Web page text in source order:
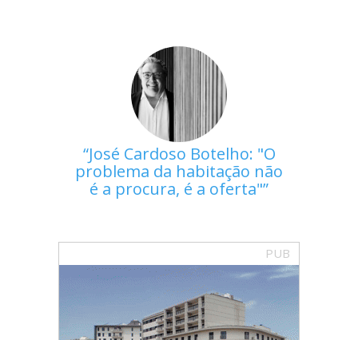
José Cardoso Botelho: "O
problema da habitação não
é a procura, é a oferta"
PUB